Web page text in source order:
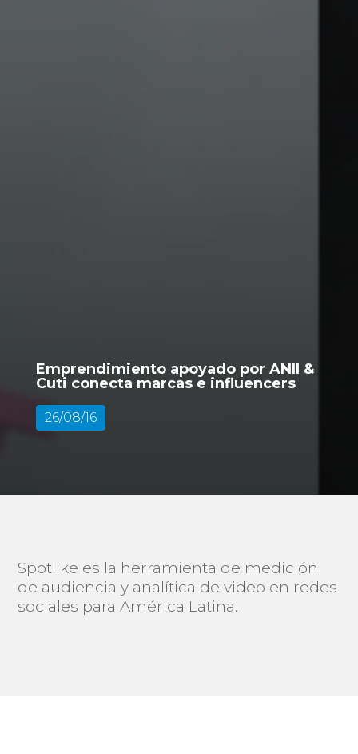
Emprendimiento apoyado por ANII &
Cuti conecta marcas e influencers
26/08/16
Spotlike es la herramienta de medición
de audiencia y analítica de video en redes
sociales para América Latina.